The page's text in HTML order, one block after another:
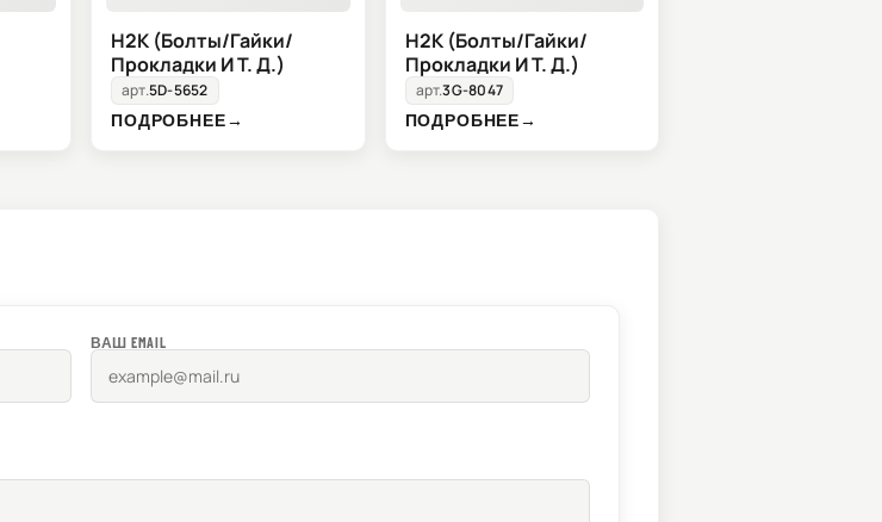
H2K (Болты/Гайки/
Прокладки И Т. Д.)
арт.5D-5652
ПОДРОБНЕЕ→
H2K (Болты/Гайки/
Прокладки И Т. Д.)
арт.3G-8047
ПОДРОБНЕЕ→
ВАШ EMAIL